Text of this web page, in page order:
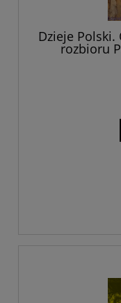
Dzieje Polski.
rozbioru